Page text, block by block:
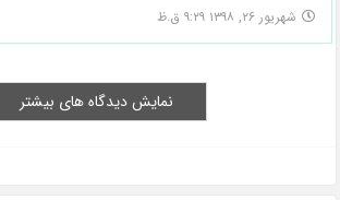
شهریور ۲۶, ۱۳۹۸ ۹:۲۹ ق.ظ
نمایش دیدگاه های بیشتر